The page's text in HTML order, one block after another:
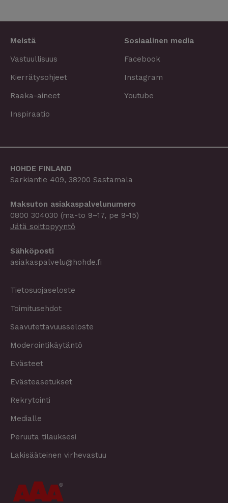
Meistä
Vastuullisuus
Kierrätysohjeet
Raaka-aineet
Inspiraatio
Sosiaalinen media
Facebook
Instagram
Youtube
HOHDE FINLAND
Sarkiantie 409, 38200 Sastamala
Maksuton asiakaspalvelu­­numero
0800 304030 (ma-to 9–17, pe 9-15)
Jätä soittopyyntö
Sähköposti
asiakaspalvelu@hohde.fi
Tietosuojaseloste
Toimitusehdot
Saavutettavuusseloste
Moderointikäytäntö
Evästeet
Evästeasetukset
Rekrytointi
Medialle
Peruuta tilauksesi
Lakisääteinen virhevastuu